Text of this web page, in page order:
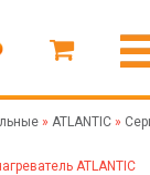
» ATLANTIC »
ATLANTIC